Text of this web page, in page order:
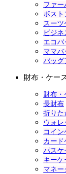
ファー
ボスト
スーツ
ビジ
エコバ
ママバ
バッグ
財布・ケー
財布・
長財布
折りた
ウォレ
コイン
カード
パスケ
キーケ
マネー